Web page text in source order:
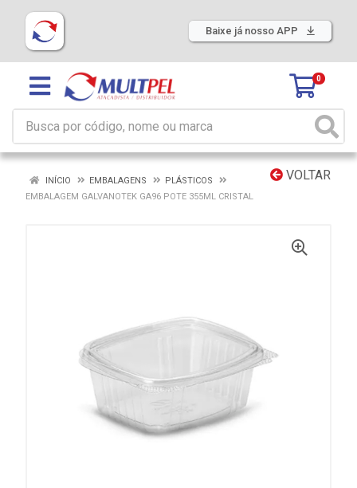
Baixe já nosso APP
0
VOLTAR
INÍCIO EMBALAGENS
PLÁSTICOS
EMBALAGEM GALVANOTEK GA96 POTE 355ML CRISTAL